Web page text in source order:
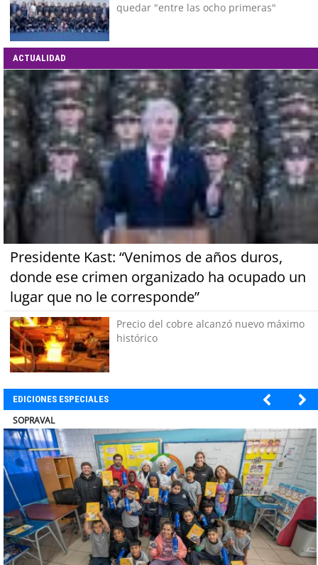
quedar "entre las ocho primeras"
ACTUALIDAD
Presidente Kast: “Venimos de años duros,
donde ese crimen organizado ha ocupado un
lugar que no le corresponde”
Precio del cobre alcanzó nuevo máximo
histórico
EDICIONES ESPECIALES
ULTRAPORT